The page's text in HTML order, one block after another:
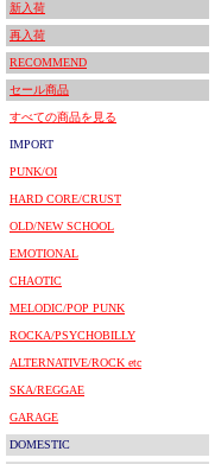
新入荷
再入荷
RECOMMEND
セール商品
すべての商品を見る
IMPORT
PUNK/OI
HARD CORE/CRUST
OLD/NEW SCHOOL
EMOTIONAL
CHAOTIC
MELODIC/POP PUNK
ROCKA/PSYCHOBILLY
ALTERNATIVE/ROCK etc
SKA/REGGAE
GARAGE
DOMESTIC